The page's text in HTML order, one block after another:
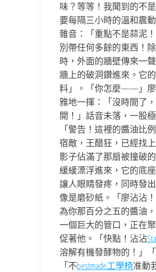
味？等等！我聞到的不
要每隔三小時的溫和震
雜音：「重點不是蒜泥
別帶任何多餘的東西！
時，外面的牆壁傳來一
牆上的破洞鑽進來。它
料」。「你怎麼——」廖
雅地一揮：「沒時間了
開！」話音未落，一股
「警告！這裡的醬油比
宿敵，王醋狂，已經找
影子佔滿了那扇被撞破
緩緩漂浮進來，它的底
讓人眼睛發疼，同時發
像是磨砂紙。「廖沾沾
為你那百分之五的醬油
一個巨大的管口，正在
促著他。「快點！沾沾
溶解有機發酵物的！」
「不bestmade工學椅准動